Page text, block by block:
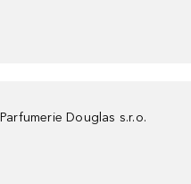
Parfumerie Douglas s.r.o.